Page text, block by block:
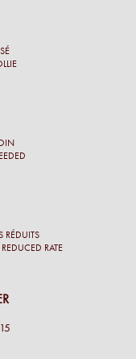
RÉDUITS
RATE